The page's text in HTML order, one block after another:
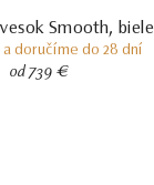
Smooth,
doručíme do 28 dní
od 739 €